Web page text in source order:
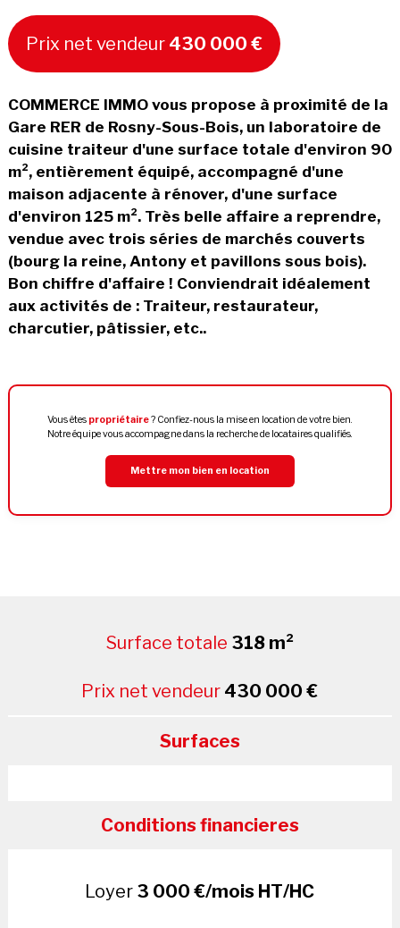
Prix net vendeur 430 000 €
COMMERCE IMMO vous propose à proximité de la
Gare RER de Rosny-Sous-Bois, un laboratoire de
cuisine traiteur d'une surface totale d'environ 90
m², entièrement équipé, accompagné d'une
maison adjacente à rénover, d'une surface
d'environ 125 m². Très belle affaire a reprendre,
vendue avec trois séries de marchés couverts
(bourg la reine, Antony et pavillons sous bois).
Bon chiffre d'affaire ! Conviendrait idéalement
aux activités de : Traiteur, restaurateur,
charcutier, pâtissier, etc..
Vous êtes propriétaire? Confiez-nous la mise en location de votre bien.
Notre équipe vous accompagne dans la recherche de locataires qualifiés.
Mettre mon bien en location
Surface totale 318 m²
Prix net vendeur 430 000 €
Surfaces
Conditions financieres
Loyer 3 000 €/mois HT/HC